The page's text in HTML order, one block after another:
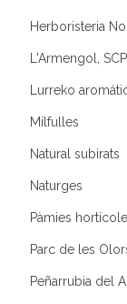
Herboristeria
L'Armengol, SCP
Lurreko
Milfulles
Natural subirats
Naturges
Pàmies
Parc de les
Peñarrubia del